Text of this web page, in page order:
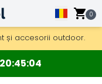
0
disponibil.
din lemn și decorațiuni.
și accesorii outdoor.
4504